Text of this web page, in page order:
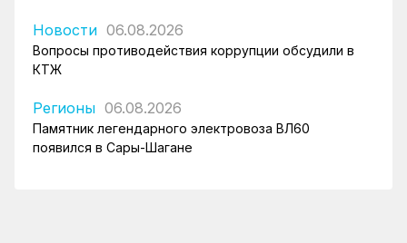
Новости 06.08.2026
Вопросы противодействия коррупции обсудили в
КТЖ
Регионы 06.08.2026
Памятник легендарного электровоза ВЛ60
появился в Сары-Шагане